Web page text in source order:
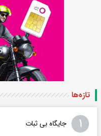
تازه‌ها
۱ جایگاه بی ثبات